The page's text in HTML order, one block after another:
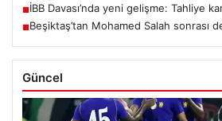
■İBB Davası’nda yeni gelişme: Tahliye
■Beşiktaş’tan Mohamed Salah sonrası
Güncel